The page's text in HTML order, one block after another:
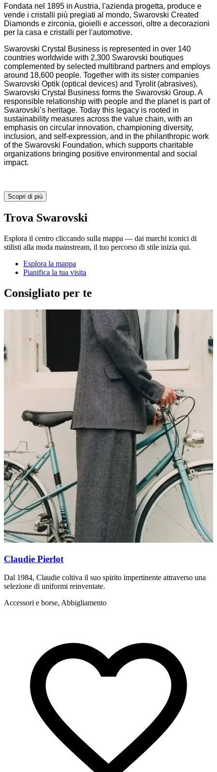
Fondata nel 1895 in Austria, l'azienda progetta, produce e
vende i cristalli più pregiati al mondo, Swarovski Created
Diamonds e zirconia, gioielli e accessori, oltre a decorazioni
per la casa e cristalli per l'automotive.
Swarovski Crystal Business is represented in over 140
countries worldwide with 2,300 Swarovski boutiques
complemented by selected multibrand partners and employs
around 18,600 people. Together with its sister companies
Swarovski Optik (optical devices) and Tyrolit (abrasives),
Swarovski Crystal Business forms the Swarovski Group. A
responsible relationship with people and the planet is part of
Swarovski’s heritage. Today this legacy is rooted in
sustainability measures across the value chain, with an
emphasis on circular innovation, championing diversity,
inclusion, and self-expression, and in the philanthropic work
of the Swarovski Foundation, which supports charitable
organizations bringing positive environmental and social
impact.
Scopri di più
Trova Swarovski
Esplora il centro cliccando sulla mappa — dai marchi iconici di
stilisti alla moda mainstream, il tuo percorso di stile inizia qui.
Esplora la mappa
Pianifica la tua visita
Consigliato per te
Claudie Pierlot
Dal 1984, Claudie coltiva il suo spirito impertinente attraverso una
selezione di uniformi reinventate.
Accessori e borse, Abbigliamento